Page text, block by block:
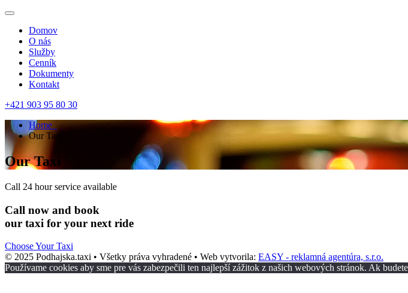
Domov
O nás
Služby
Cenník
Dokumenty
Kontakt
+421 903 95 80 30
Home
Our Taxi
Our Taxi
Call 24 hour service available
Call now and book
our taxi for your next ride
Choose Your Taxi
© 2025 Podhajska.taxi • Všetky práva vyhradené • Web vytvorila: EASY - reklamná agentúra, s.r.o.
Používame cookies aby sme pre vás zabezpečili ten najlepší zážitok z našich webových stránok. Ak